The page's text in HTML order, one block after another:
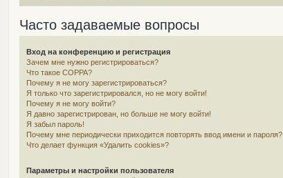
Часто задаваемые вопросы
Вход на конференцию и регистрация
Зачем мне нужно регистрироваться?
Что такое COPPA?
Почему я не могу зарегистрироваться?
Я только что зарегистрировался, но не могу войти!
Почему я не могу войти?
Я давно зарегистрирован, но больше не могу войти!
Я забыл пароль!
Почему мне периодически приходится повторять ввод имени и пароля?
Что делает функция «Удалить cookies»?
Параметры и настройки пользователя